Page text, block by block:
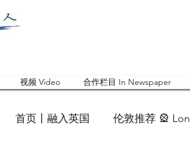
视频 Video 合作栏目 In Newspaper
首页丨融入英国 伦敦推荐 🎡